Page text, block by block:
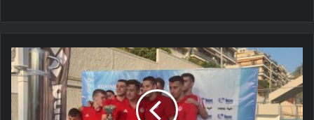
Πρωταθλητής
ο
Θρύλος